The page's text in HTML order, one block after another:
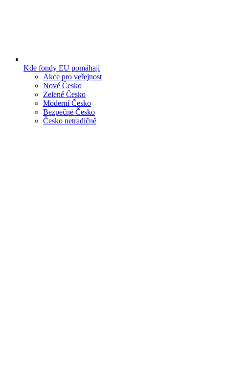
Kde fondy EU pomáhají
Akce pro veřejnost
Nové Česko
Zelené Česko
Moderní Česko
Bezpečné Česko
Česko netradičně